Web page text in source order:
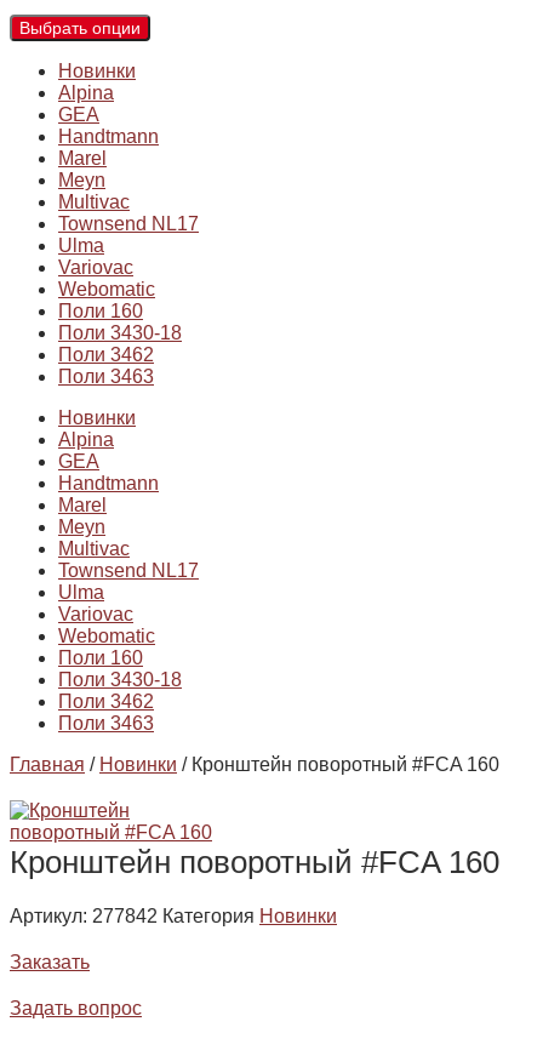
Выбрать опции
Новинки
Alpina
GEA
Handtmann
Marel
Meyn
Multivac
Townsend NL17
Ulma
Variovac
Webomatic
Поли 160
Поли 3430-18
Поли 3462
Поли 3463
Новинки
Alpina
GEA
Handtmann
Marel
Meyn
Multivac
Townsend NL17
Ulma
Variovac
Webomatic
Поли 160
Поли 3430-18
Поли 3462
Поли 3463
Главная / Новинки / Кронштейн поворотный #FCA 160
Кронштейн поворотный #FCA 160
Артикул: 277842 Категория Новинки
Заказать
Задать вопрос